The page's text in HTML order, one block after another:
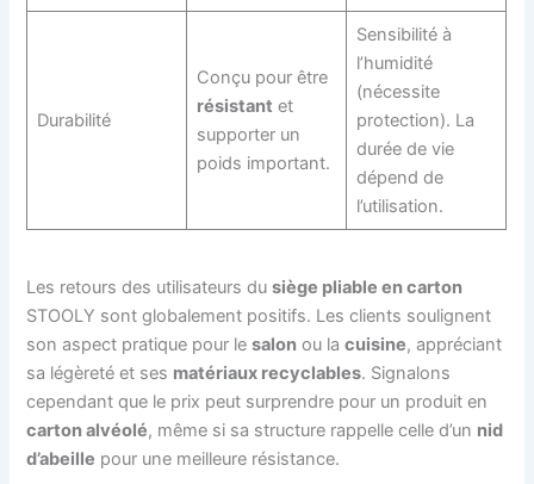
Durabilité
Conçu pour être
résistant et
supporter un
poids important.
Sensibilité à
l’humidité
(nécessite
protection). La
durée de vie
dépend de
l’utilisation.
Les retours des utilisateurs dusiège pliable en carton
STOOLY sont globalement positifs. Les clients soulignent
son aspect pratique pour lesalon ou lacuisine, appréciant
sa légèreté et ses matériaux recyclables. Signalons
cependant que le prix peut surprendre pour un produit en
carton alvéolé, même si sa structure rappelle celle d’un nid
d’abeille pour une meilleure résistance.